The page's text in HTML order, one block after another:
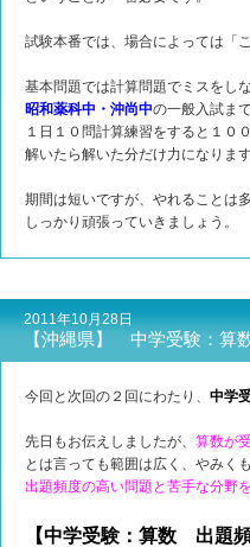
試験本番では、場合によっては「
基本問題では計算問題でミスをし
昭和薬科中・沖尚中の一般入試ま
１日１０問計算練習をすると１０
解いたら解いた分だけ力になりま
期間は短いですが、やれることは
しっかり頑張っていきましょう。
2011年10月28日
【沖縄県】 中学受験：算
今回と次回の２回にわたり、 中学
先日もお伝えしましたが、 算数が
とは言っても範囲は広く、やみく
出題頻度の高い問題と苦手な分野
【中学受験：算数 出題